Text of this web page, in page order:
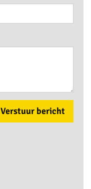
Verstuur bericht